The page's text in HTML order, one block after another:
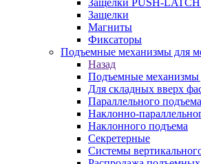
Защелки PUSH-
Защелки
Магниты
Фиксаторы
Подъемные механизмы для
Назад
Подъемные механизмы
Для складных вверх
Параллельного подъема
Наклонно-
Наклонного подъема
Секретерные
Системы